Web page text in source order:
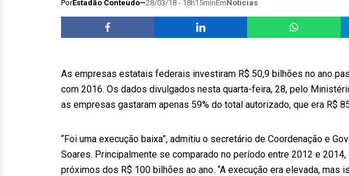
PorEstadão Conteúdo 28/03/18 - 18h15minEmNotícias
As empresas estatais federais investiram R$ 50,9 bilhões no ano
com 2016. Os dados divulgados nesta quarta-feira, 28, pelo
as empresas gastaram apenas 59% do total autorizado, que era R$
“Foi uma execução baixa”, admitiu o secretário de Coordenação e
Soares. Principalmente se comparado no período entre 2012 e
próximos dos R$ 100 bilhões ao ano. “A execução era elevada, mas